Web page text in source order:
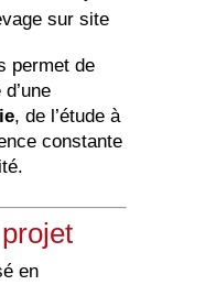
sur site
permet de
, de l’étude à
constante
en